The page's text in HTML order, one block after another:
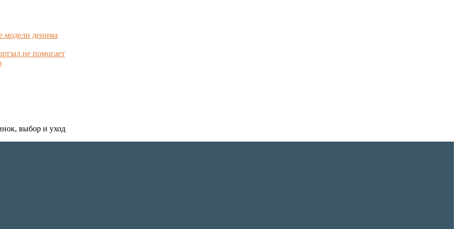
модели денима
не помогает
выбор и уход